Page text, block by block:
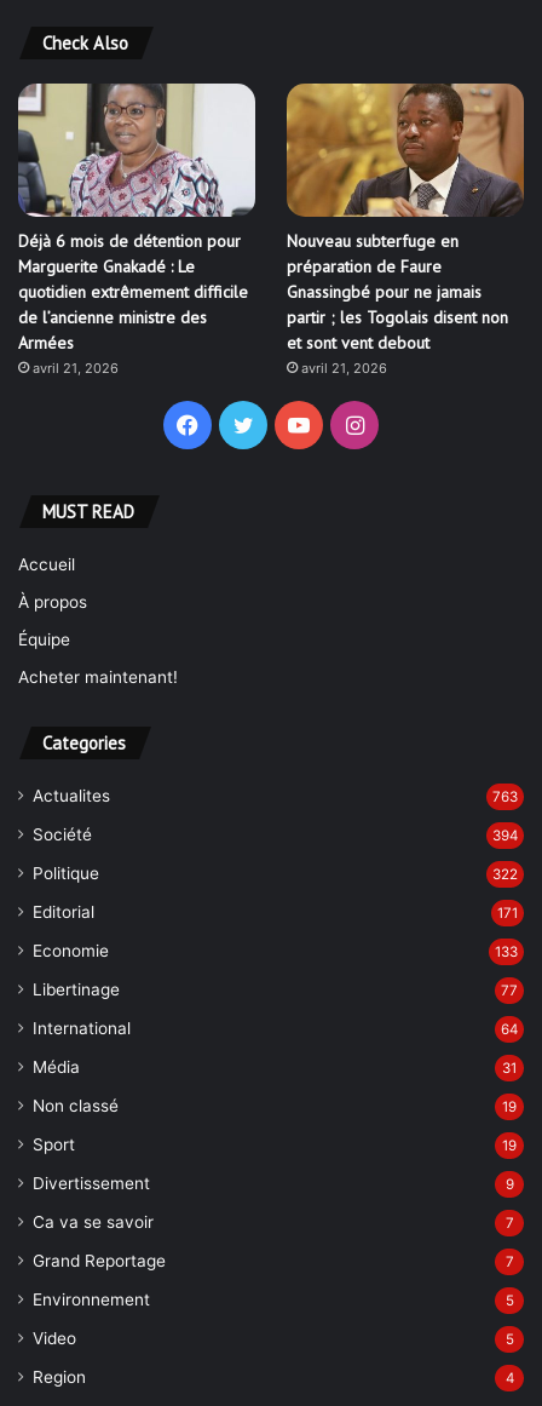
Check Also
Déjà 6 mois de détention pour
Marguerite Gnakadé : Le
quotidien extrêmement difficile
de l’ancienne ministre des
Armées
avril 21, 2026
Nouveau subterfuge en
préparation de Faure
Gnassingbé pour ne jamais
partir ; les Togolais disent non
et sont vent debout
avril 21, 2026
Facebook
TwitterYouTubeInstagram
MUST READ
Accueil
À propos
Équipe
Acheter maintenant!
Categories
Actualites 763
Société 394
Politique 322
Editorial 171
Economie 133
Libertinage 77
International 64
Média 31
Non classé 19
Sport 19
Divertissement 9
Ca va se savoir 7
Grand Reportage 7
Environnement 5
Video 5
Region 4